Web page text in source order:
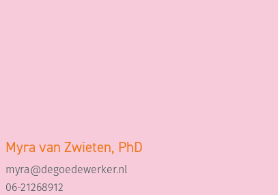
Myra van Zwieten, PhD
myra@degoedewerker.nl
06-21268912